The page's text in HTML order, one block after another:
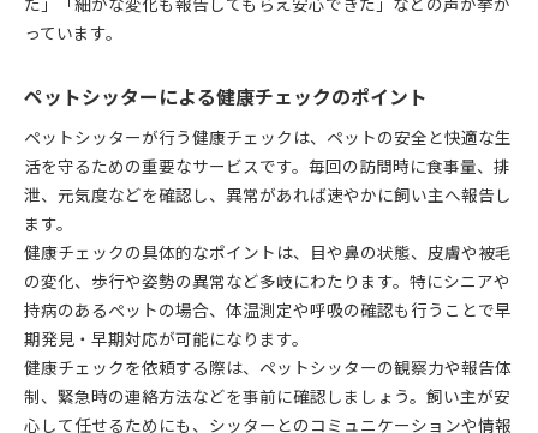
っています。
ペットシッターによる健康チェックのポイント
ペットシッターが行う健康チェックは、ペットの安全と快適な生
活を守るための重要なサービスです。毎回の訪問時に食事量、排
泄、元気度などを確認し、異常があれば速やかに飼い主へ報告し
ます。
健康チェックの具体的なポイントは、目や鼻の状態、皮膚や被毛
の変化、歩行や姿勢の異常など多岐にわたります。特にシニアや
持病のあるペットの場合、体温測定や呼吸の確認も行うことで早
期発見・早期対応が可能になります。
健康チェックを依頼する際は、ペットシッターの観察力や報告体
制、緊急時の連絡方法などを事前に確認しましょう。飼い主が安
心して任せるためにも、シッターとのコミュニケーションや情報